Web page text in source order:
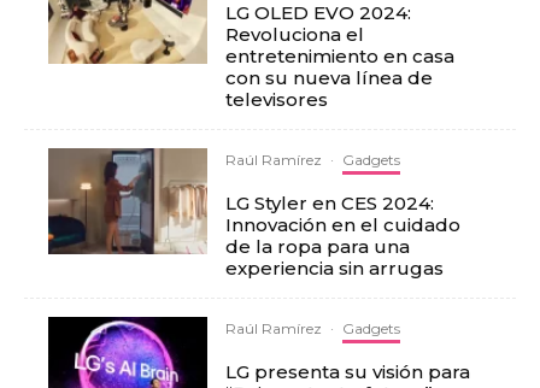
LG OLED EVO 2024:
Revoluciona el
entretenimiento en casa
con su nueva línea de
televisores
Raúl Ramírez · Gadgets
LG Styler en CES 2024:
Innovación en el cuidado
de la ropa para una
experiencia sin arrugas
Raúl Ramírez · Gadgets
LG presenta su visión para